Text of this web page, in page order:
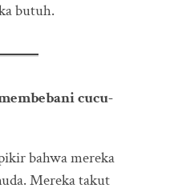
butuh.
cucu-
bahwa mereka
Mereka takut